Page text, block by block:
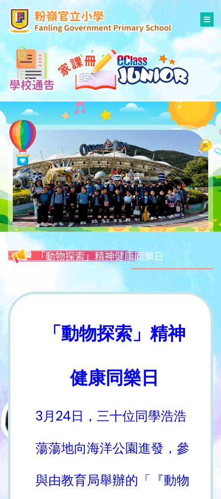
「動物探索」精神健康同樂日
「動物探索」精神
健康同樂日
3月24日，三十位同學浩浩
蕩蕩地向海洋公園進發，參
與由教育局舉辦的「『動物